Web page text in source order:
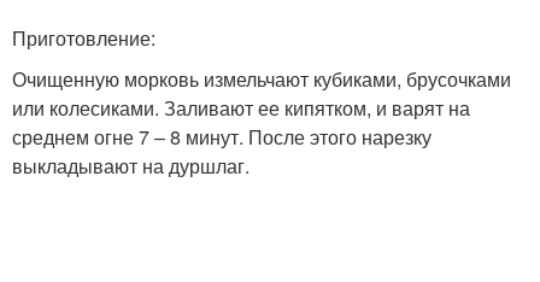
Приготовление:
Очищенную морковь измельчают кубиками, брусочками
или колесиками. Заливают ее кипятком, и варят на
среднем огне 7 – 8 минут. После этого нарезку
выкладывают на дуршлаг.